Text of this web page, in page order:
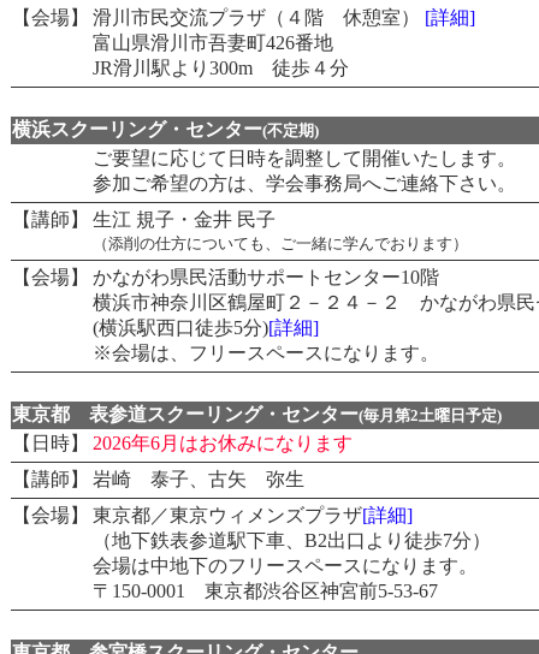
【会場】
滑川市民交流プラザ（４階 休憩室） [詳細]
富山県滑川市吾妻町426番地
JR滑川駅より300m 徒歩４分
横浜スクーリング・センター(不定期)
ご要望に応じて日時を調整して開催いたします。
参加ご希望の方は、学会事務局へご連絡下さい。
【講師】
生江 規子・金井 民子
（添削の仕方についても、ご一緒に学んでおります）
【会場】
かながわ県民活動サポートセンター10階
横浜市神奈川区鶴屋町２－２４－２ かながわ県民
(横浜駅西口徒歩5分)[詳細]
※会場は、フリースペースになります。
東京都 表参道スクーリング・センター(毎月第2土曜日予定)
【日時】
2026年6月はお休みになります
【講師】
岩崎 泰子、古矢 弥生
【会場】
東京都／東京ウィメンズプラザ[詳細]
（地下鉄表参道駅下車、B2出口より徒歩7分）
会場は中地下のフリースペースになります。
〒150-0001 東京都渋谷区神宮前5-53-67